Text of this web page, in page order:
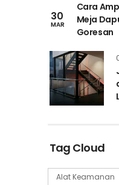
30
MAR
Cara
Meja
Goresan
Tag Cloud
Alat Keamanan